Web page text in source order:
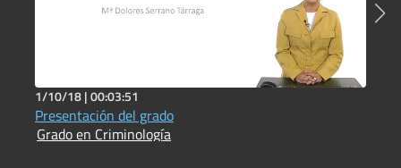
1/10/18 |00:03:51
Presentación del grado
Grado en Criminología